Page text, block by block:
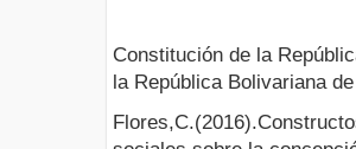
Constitución de la
la República Bolivariana